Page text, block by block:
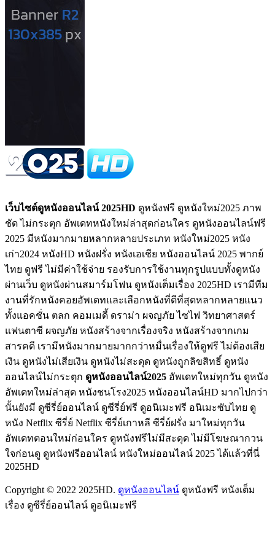
เว็บไซต์ดูหนังออนไลน์ 2025HD ดูหนังฟรี ดูหนังใหม่2025 ภาพ
ชัด ไม่กระตุก อัพเดทหนังใหม่ล่าสุดก่อนใคร ดูหนังออนไลน์ฟรี
2025 มีหนังมากมายหลากหลายประเภท หนังใหม่2025 หนัง
เก่า2024 หนังHD หนังฝรั่ง หนังเอเชีย หนังออนไลน์ 2025 พากย์
ไทย ดูฟรี ไม่มีค่าใช้จ่าย รองรับการใช้งานทุกรูปแบบทั้งดูหนัง
ผ่านเว็บ ดูหนังผ่านสมาร์มโฟน ดูหนังเต็มเรื่อง 2025HD เรามีทีม
งานที่รักหนังคอยอัพเดทและเลือกหนังที่ดีที่สุดหลากหลายแนว
ทั้งแอคชั่น ตลก คอมเมดี้ ดราม่า ผจญภัย ไซไฟ วิทยาศาสตร์
แฟนตาซี ผจญภัย หนังสร้างจากเรื่องจริง หนังสร้างจากเกม
สารคดี เรามีหนังมากมายมากกว่าหมื่นเรื่องให้ดูฟรี ไม่ต้องเสีย
เงิน ดูหนังไม่เสียเงิน ดูหนังไม่สะดุด ดูหนังถูกลิขสิทธิ์ ดูหนัง
ออนไลน์ไม่กระตุก ดูหนังออนไลน์2025 อัพเดทใหม่ทุกวัน ดูหนัง
อัพเดทใหม่ล่าสุด หนังชนโรง2025 หนังออนไลน์HD มากไปกว่า
นั้นยังมี ดูซีรี่ย์ออนไลน์ ดูซีรี่ย์ฟรี ดูอนิเมะฟรี อนิเมะซับไทย ดู
หนัง Netflix ซีรี่ย์ Netflix ซีรี่ย์เกาหลี ซีรี่ย์ฝรั่ง มาใหม่ทุกวัน
อัพเดทตอนใหม่ก่อนใคร ดูหนังฟรีไม่มีสะดุด ไม่มีโฆษณากวน
ใจก่อนดู ดูหนังฟรีออนไลน์ หนังใหม่ออนไลน์ 2025 ได้แล้วที่นี่
2025HD
Copyright © 2022 2025HD. ดูหนังออนไลน์ ดูหนังฟรี หนังเต็ม
เรื่อง ดูซีรี่ย์ออนไลน์ ดูอนิเมะฟรี